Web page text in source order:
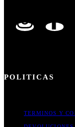
POLITICAS
TERMINOS Y